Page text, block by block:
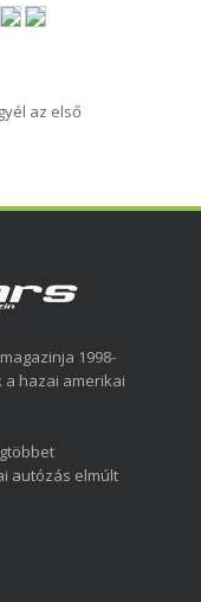
az első
1998-
hazai amerikai
autózás elmúlt